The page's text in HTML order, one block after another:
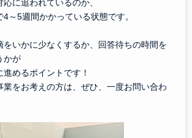
に追われているのか、
～5週間かかっている状態です。
をいかに少なくするか、回答待ちの時間を
かが
めるポイントです！
業をお考えの方は、ぜひ、一度お問い合わ